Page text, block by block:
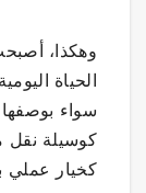
وهكذا،
الحياة
سواء
كوسيلة نقل
كخيار عملي